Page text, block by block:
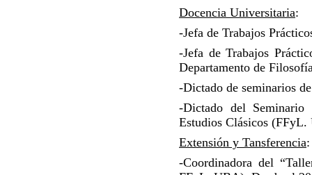
Docencia Universitaria:
-Jefa de Trabajos
-Jefa de Trabajos
Departamento de
-Dictado de seminarios
-Dictado del Seminario
Estudios Clásicos
Extensión y Tansferencia:
-Coordinadora del